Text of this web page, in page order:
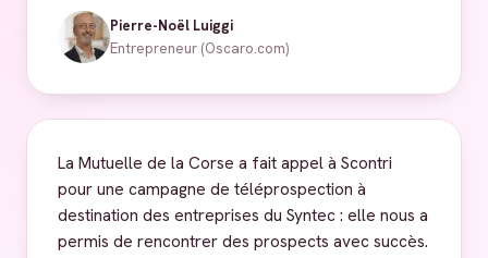
Pierre-Noël Luiggi
Entrepreneur (Oscaro.com)
La Mutuelle de la Corse a fait appel à Scontri
pour une campagne de téléprospection à
destination des entreprises du Syntec : elle nous a
permis de rencontrer des prospects avec succès.